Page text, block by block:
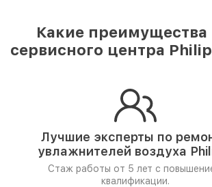
Какие преимущества
сервисного центра
Лучшие эксперты по
увлажнителей воздуха
Стаж работы от 5 лет с
квалификации.